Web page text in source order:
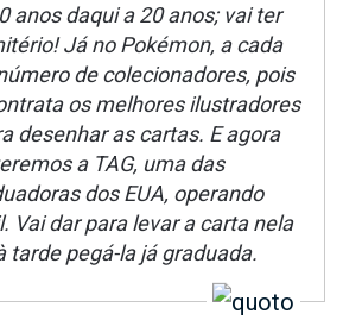
anos daqui a 20 anos; vai ter
Já no Pokémon, a cada
de colecionadores, pois
os melhores ilustradores
desenhar as cartas. E agora
a TAG, uma das
dos EUA, operando
Vai dar para levar a carta nela
tarde pegá-la já graduada.